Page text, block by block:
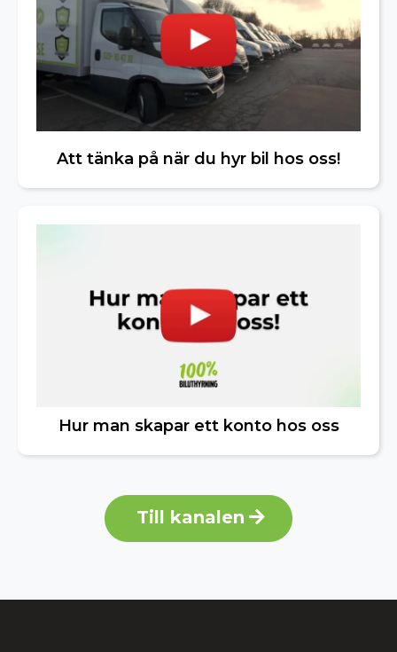
Att tänka på när du hyr bil hos oss!
Hur man skapar ett konto hos oss
Till kanalen